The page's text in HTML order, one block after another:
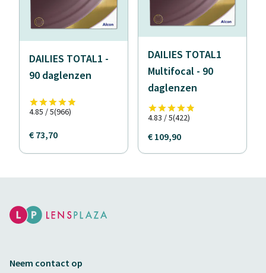
DAILIES TOTAL1 -
90 daglenzen
4.85 / 5(966)
€ 73,70
DAILIES TOTAL1
Multifocal - 90
daglenzen
4.83 / 5(422)
€ 109,90
Neem contact op